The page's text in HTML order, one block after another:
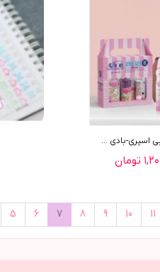
اسپری-بادی ...
5 6 7 8 9 10 11